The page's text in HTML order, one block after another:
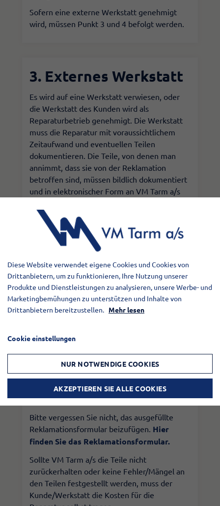
​Sofern eine externe Werkstatt genehmigt
wird, müssen Punkt 3 und 4 befolgt werden.​
3. Externes Werkstatt
Es wird auf eine Werkstatt verwiesen, oder
die Werkstatt des Kunden wird als
Reparaturbetrieb genehmigt. Die Werkstatt
muss die Reparatur mit voraussichtlichem
Zeitaufwand und eventuellen Teilen
dokumentieren. Die Teile, von denen man
annimmt, dass sie von der Reklamation
betroffen sind, müssen bildlich dokumentiert
und in elektronischer Form an VM Tarm a/s
Das externe Werkstatt muss außerdem eine
Bestellnummer von VM Tarm a/s erhalten,
bevor die Arbeiten beginnen.
4. Nach der Reparatur
Alle Reklamationsteile müssen an die VM
wurde etwas anderes vereinbart. Teile, die
von VM Tarm a/s versendet werden, werden
in Rechnung gestellt und anschließend
kreditiert, sobald VM Tarm a/s die
ausgetauschten Teile erhalten und genehmigt
hat.
​Bitte vergessen Sie nicht, das ausgefüllte
Reklamationsformular beizufügen. Hier
finden Sie das Reklamationsformular.
​Sollte VM Tarm a/s die Teile nicht
zurückerhalten oder keine Fehler/Mängel an
den Teilen festgestellt werden, muss der
Kunde/Werkstatt die Kosten für die
Diese Website verwendet eigene Cookies und Cookies von
Drittanbietern, um zu funktionieren, Ihre Nutzung unserer
Produkte und Dienstleistungen zu analysieren, unsere Werbe- und
Marketingbemühungen zu unterstützen und Inhalte von
Drittanbietern bereitzustellen. Mehr lesen
Cookie einstellungen
NUR NOTWENDIGE COOKIES
AKZEPTIEREN SIE ALLE COOKIES